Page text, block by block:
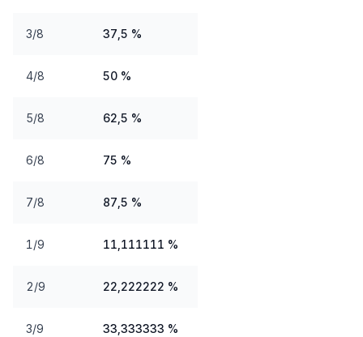
3/8 37,5 %
4/8 50 %
5/8 62,5 %
6/8 75 %
7/8 87,5 %
1/9 11,111111 %
2/9 22,222222 %
3/9 33,333333 %